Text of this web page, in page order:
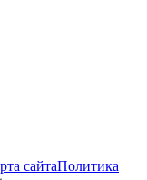
сайтаПолитика